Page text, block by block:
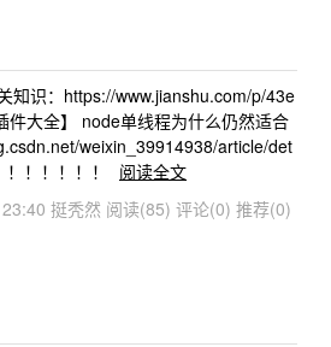
知识：https://www.jianshu.com/p/43e
件大全】 node单线程为什么仍然适合
weixin_39914938/article/det
！！！！！
阅读全文
挺秃然 阅读(85) 评论(0) 推荐(0)